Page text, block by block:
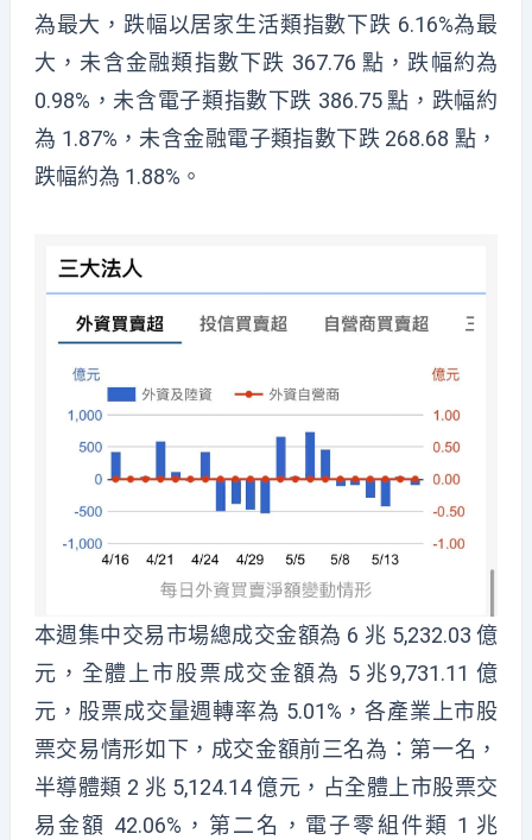
為最大，跌幅以居家生活類指數下跌 6.16%為最
大，未含金融類指數下跌 367.76 點，跌幅約為
0.98%，未含電子類指數下跌 386.75 點，跌幅約
為 1.87%，未含金融電子類指數下跌 268.68 點，
跌幅約為 1.88%。
本週集中交易市場總成交金額為 6 兆 5,232.03 億
元，全體上市股票成交金額為 5 兆9,731.11 億
元，股票成交量週轉率為 5.01%，各產業上市股
票交易情形如下，成交金額前三名為：第一名，
半導體類 2 兆 5,124.14 億元，占全體上市股票交
易金額 42.06%，第二名，電子零組件類 1 兆